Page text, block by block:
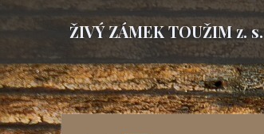
ŽIVÝ ZÁMEK TOUŽIM z. s.